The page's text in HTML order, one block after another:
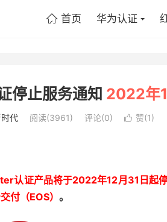
 首页 华为认证
停止服务通知 2022年
代 阅读(3961) 评论(0)  赞(1)
认证产品将于2022年12月31日起停
付（EOS） 。